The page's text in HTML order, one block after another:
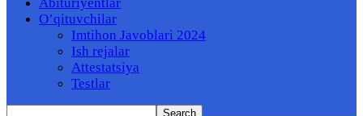
O’qituvchilar
Imtihon Javoblari 2024
Ish rejalar
Attestatsiya
Testlar